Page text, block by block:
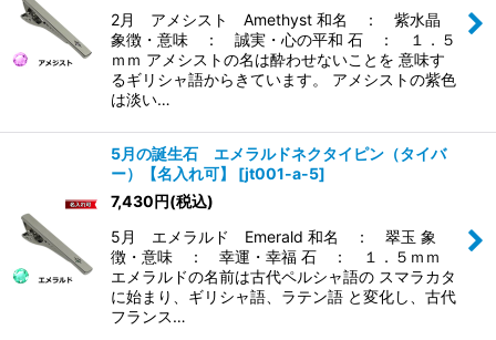
2月 アメシスト Amethyst 和名 ： 紫水晶
象徴・意味 ： 誠実・心の平和 石 ： １．５
ｍｍ アメシストの名は酔わせないことを 意味す
るギリシャ語からきています。 アメシストの紫色
は淡い…
5月の誕生石 エメラルドネクタイピン（タイバ
ー）【名入れ可】
[jt001-a-5]
7,430円(税込)
5月 エメラルド Emerald 和名 ： 翠玉 象
徴・意味 ： 幸運・幸福 石 ： １．５ｍｍ
エメラルドの名前は古代ペルシャ語の スマラカタ
に始まり、ギリシャ語、ラテン語 と変化し、古代
フランス…